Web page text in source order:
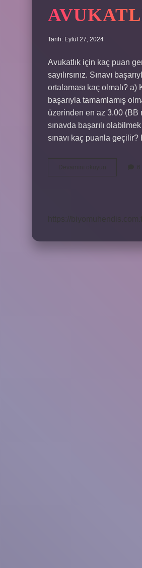
Tarih: Eylül 27, 2024
Avukatlık için kaç puan
sayılırsınız. Sınavı
ortalaması kaç olmalı? a)
başarıyla tamamlamış
üzerinden en az 3.00 (BB
sınavda başarılı
sınavı kaç puanla
https://biyomuhendis.com.tr